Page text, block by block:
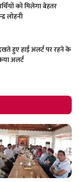
को मिलेगा बेहतर
लोहनी
हुए हाई अलर्ट पर रहने के
अलर्ट